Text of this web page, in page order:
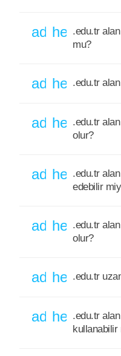
add
.edu.tr
mu?
add .edu.tr
add
.edu.tr
olur?
add
.edu.tr
edebilir
add
.edu.tr
olur?
add .edu.tr
add
.edu.tr
kullanabilir